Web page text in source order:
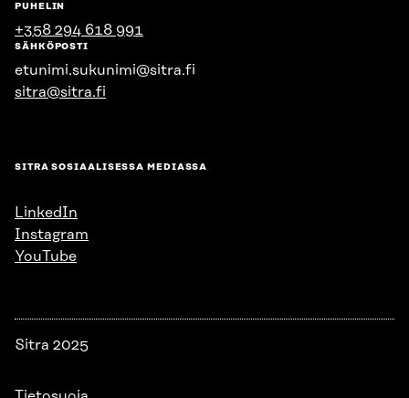
PUHELIN
+358 294 618 991
SÄHKÖPOSTI
etunimi.sukunimi@sitra.fi
sitra@sitra.fi
SITRA SOSIAALISESSA MEDIASSA
LinkedIn
Instagram
YouTube
Sitra 2025